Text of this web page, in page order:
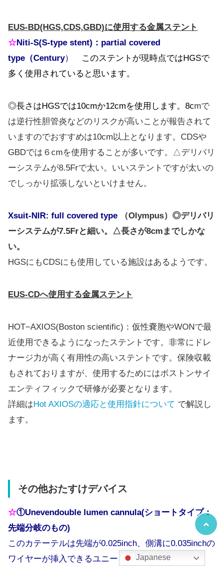
EUS-BD(HGS,CDS,GBD)に使用する金属ステント
☆Niti-S(S-type stent)： partial covered
type（Century）
このステントが現時点ではHGSで
多く使用されていると思います。
◎長さはHGSでは10cmか12cmを使用します。8cmで
は逆行性胆管炎などのリスクが高いことが報告されて
いますのでおすすめは10cm以上となります。CDSや
GBDでは６cmを使用することが多いです。△デリバリ
ーシステムが8.5Frで太い。いいステントですが太いの
でしっかり拡張しないといけません。
Xsuit-NIR: full covered type （Olympus）◎デリバリ
ーシステムが7.5Frと細い。△長さが8cmまでしかな
い。
HGSにもCDSにも使用している施設はあるようです。
EUS-CDへ使用する金属ステント
HOT−AXIOS(Boston scientific)：仮性嚢胞やWONで最
近使用できるようになったステントです。非常にドレ
ナージ力が高く有用性の高いステントです。保険収載
もされておりますが、使用するためにはボストンサイ
エンティフィックで研修が必要となります。
詳細はHot AXIOSの適応と使用指針について で解説し
ます。
その他おたすけデバイス
☆①Unevendouble lumen cannula(ショートタイプ：
先端分岐のもの)
このカテーテルは先端が0.025inch、側溝に0.035inchの
ワイヤーが挿入できるユニークなデバイスです。
Japanese